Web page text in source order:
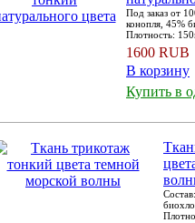
Под заказ от
конопля, 45%
Плотность:
1600 RUB
В корзину
Купить в